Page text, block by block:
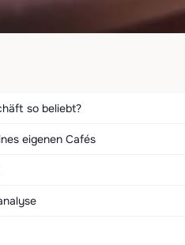
so beliebt?
eigenen Cafés